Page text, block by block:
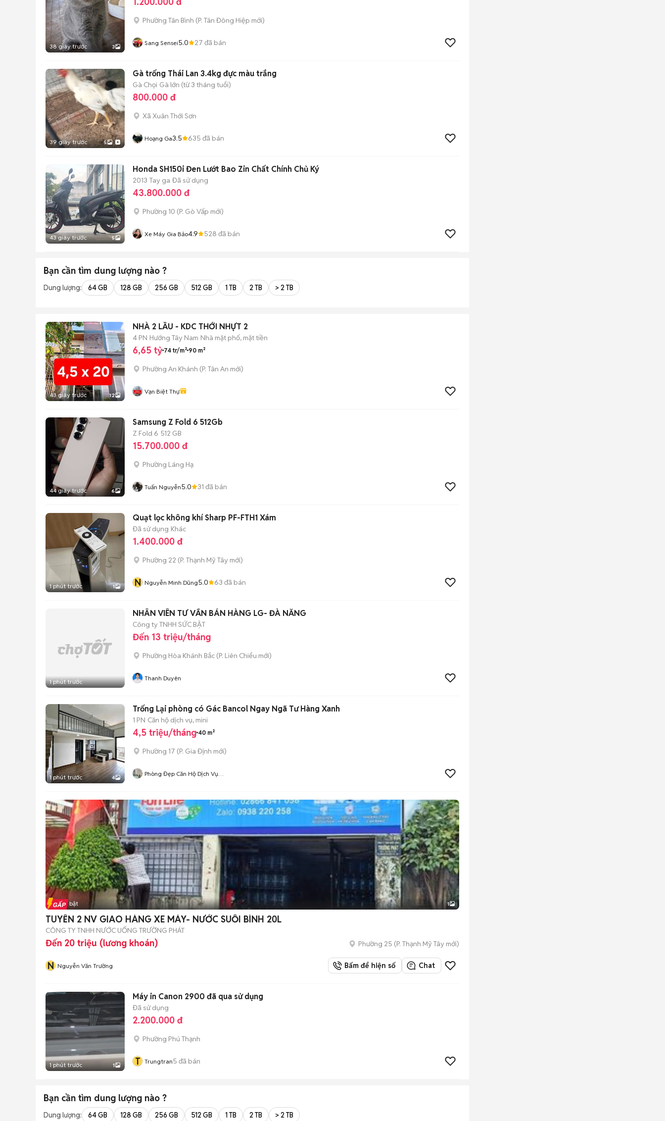
38 giây trước 3
Phường Tân Bình (P. Tân Đông Hiệp mới)
Sang Sensei5.0 27 đã bán
39 giây trước 5
Gà trống Thái Lan 3.4kg đực màu trắng
Gà Chọi Gà lớn (từ 3 tháng tuổi)
800.000 đ
Xã Xuân Thới Sơn
Hoạng Ga3.5 635 đã bán
43 giây trước 5
Honda SH150i Đen Lướt Bao Zin Chất Chính Chủ Ký
2013 Tay ga Đã sử dụng
43.800.000 đ
Phường 10 (P. Gò Vấp mới)
Xe Máy Gia Bảo4.9 528 đã bán
Bạn cần tìm dung lượng nào ?
Dung lượng: 64 GB 128 GB 256 GB 512 GB 1 TB 2 TB > 2 TB
43 giây trước 12
NHÀ 2 LẦU - KDC THỚI NHỰT 2
4 PN Hướng Tây Nam Nhà mặt phố, mặt tiền
6,65 tỷ 74 tr/m² 90 m²
Phường An Khánh (P. Tân An mới)
Vạn Biệt Thự
44 giây trước 6
Samsung Z Fold 6 512Gb
Z Fold 6 512 GB
15.700.000 đ
Phường Láng Hạ
Tuấn Nguyễn5.0 31 đã bán
1 phút trước 1
Quạt lọc không khí Sharp PF-FTH1 Xám
Đã sử dụng Khác
1.400.000 đ
Phường 22 (P. Thạnh Mỹ Tây mới)
N Nguyễn Minh Dũng5.0 63 đã bán
1 phút trước
NHÂN VIÊN TƯ VẤN BÁN HÀNG LG- ĐÀ NẴNG
Công ty TNHH SỨC BẬT
Đến 13 triệu/tháng
Phường Hòa Khánh Bắc (P. Liên Chiểu mới)
Thanh Duyên
1 phút trước 4
Trống Lại phòng có Gác Bancol Ngay Ngã Tư Hàng Xanh
1 PN Căn hộ dịch vụ, mini
4,5 triệu/tháng 40 m²
Phường 17 (P. Gia Định mới)
Phòng Đẹp Căn Hộ Dịch Vụ
Tin nổi bật 1
TUYỂN 2 NV GIAO HÀNG XE MÁY- NƯỚC SUỐI BÌNH 20L
CÔNG TY TNHH NƯỚC UỐNG TRƯỜNG PHÁT
Đến 20 triệu (lương khoán) Phường 25 (P. Thạnh Mỹ Tây mới)
N Nguyễn Văn Trường Bấm để hiện số Chat
1 phút trước 1
Máy in Canon 2900 đã qua sử dụng
Đã sử dụng
2.200.000 đ
Phường Phú Thạnh
T Trungtran5 đã bán
Bạn cần tìm dung lượng nào ?
Dung lượng: 64 GB 128 GB 256 GB 512 GB 1 TB 2 TB > 2 TB